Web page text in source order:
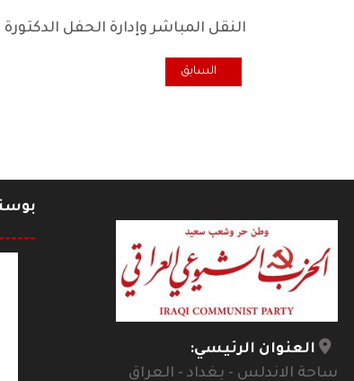
النقل المباشر وإدارة الحفل
المقال السابق: المكاوية والبادم حلوى الزمن
السابق
العنوان الرئيسي:
ساحة الاندلس - بغداد - العراق